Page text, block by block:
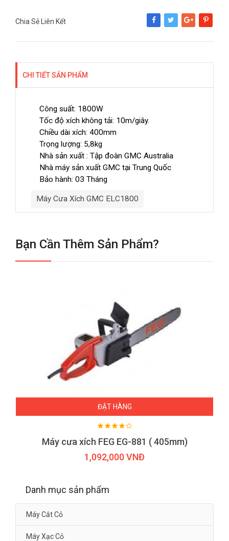
Chia Sẻ Liên Kết
Share Tweet Google+Pinterest
CHI TIẾT SẢN PHẨM
Công suất: 1800W
Tốc độ xích không tải: 10m/giây.
Chiều dài xích: 400mm
Trọng lượng: 5,8kg
Nhà sản xuất : Tập đoàn GMC Australia
Nhà máy sản xuất GMC tại Trung Quốc
Bảo hành: 03 Tháng
Máy Cưa Xích GMC ELC1800
Bạn Cần Thêm Sản Phẩm?
ĐẶT HÀNG
Máy cưa xích FEG EG-881 ( 405mm)
1,092,000 VNĐ
Danh mục sản phẩm
Máy Cắt Cỏ
Máy Xạc Cỏ